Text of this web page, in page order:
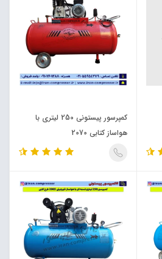
کمپرسور پیستونی 250 لیتری با
هواساز کتابی 2070